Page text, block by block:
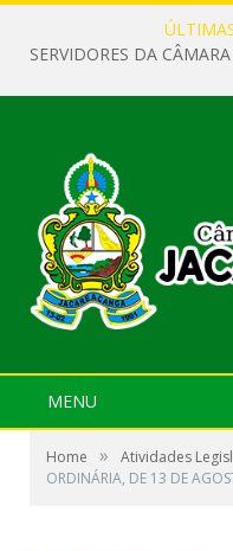
MENU
Home » Atividades
ORDINÁRIA, DE 13 DE